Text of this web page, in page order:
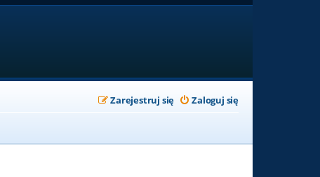
Zaloguj się
Zarejestruj się